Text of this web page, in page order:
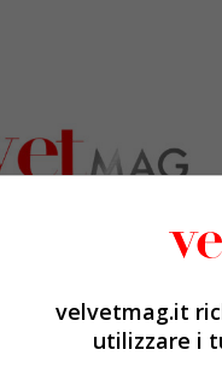
velvetmag.it
utilizzare i